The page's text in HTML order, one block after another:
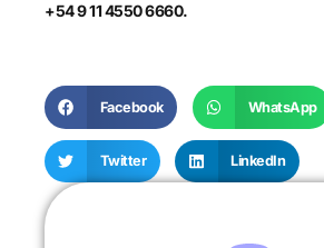
+54 9 11 4550 6660.
Facebook WhatsApp
Twitter LinkedIn